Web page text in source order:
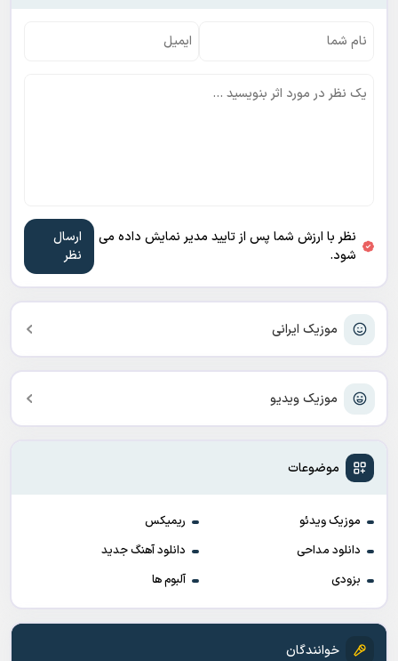
موزیک ایرانی
موزیک ویدیو
موضوعات
موزیک ویدئو
ریمیکس
دانلود مداحی
دانلود آهنگ جدید
بزودی
آلبوم ها
خوانندگان
نظر با ارزش شما پس از تایید مدیر نمایش داده می
شود.